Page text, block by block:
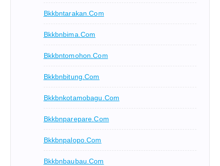
Bkkbntarakan.com
Bkkbnbima.com
Bkkbntomohon.com
Bkkbnbitung.com
Bkkbnkotamobagu.com
Bkkbnparepare.com
Bkkbnpalopo.com
Bkkbnbaubau.com